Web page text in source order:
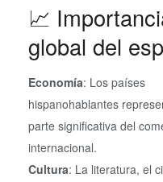
📈
global del
Economía: Los países
hispanohablantes
parte significativa del
internacional.
Cultura: La literatura, el